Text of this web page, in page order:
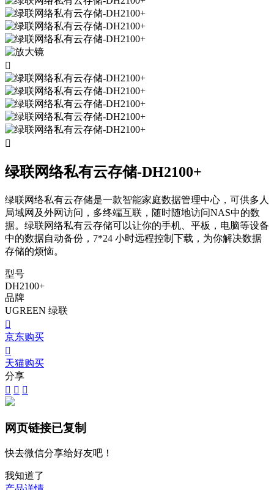


绿联网络私有云存储-DH2100+
绿联网络私有云存储是一款智能家庭数据管理中心，可供多人
局域网及外网访问，多终端互联，随时随地访问NAS中的数
据。绿联网络私有云存储可以让你的手机、平板，电脑等设备
中的数据自动备份，7*24 小时远程控制下载，为你解决数据
存储的烦恼。
型号
DH2100+
品牌
UGREEN 绿联

京东购买

天猫购买
分享
  
网页链接已复制
快去微信分享给好友吧！
我知道了